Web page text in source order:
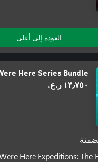
العودة إلى أعلى
Here Series Bundle
١٣٫٧٥٠ ر.ع.‏
Here Expeditions: The